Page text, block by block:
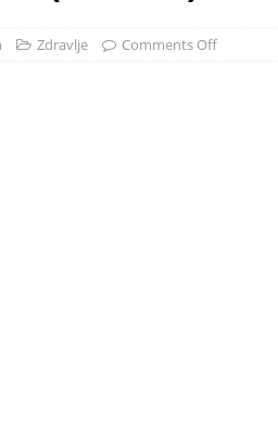
Zdravlje Comments Off